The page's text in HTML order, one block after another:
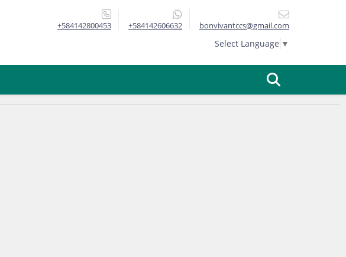
+584142800453 +584142606632 bonvivantccs@gmail.com
Select Language ▼